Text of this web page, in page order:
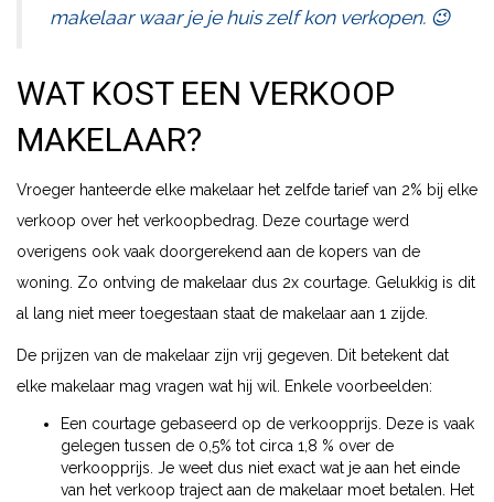
makelaar waar je je huis zelf kon verkopen. 😉
WAT KOST EEN VERKOOP
MAKELAAR?
Vroeger hanteerde elke makelaar het zelfde tarief van 2% bij elke
verkoop over het verkoopbedrag. Deze courtage werd
overigens ook vaak doorgerekend aan de kopers van de
woning. Zo ontving de makelaar dus 2x courtage. Gelukkig is dit
al lang niet meer toegestaan staat de makelaar aan 1 zijde.
De prijzen van de makelaar zijn vrij gegeven. Dit betekent dat
elke makelaar mag vragen wat hij wil. Enkele voorbeelden:
Een courtage gebaseerd op de verkoopprijs. Deze is vaak
gelegen tussen de 0,5% tot circa 1,8 % over de
verkoopprijs. Je weet dus niet exact wat je aan het einde
van het verkoop traject aan de makelaar moet betalen. Het